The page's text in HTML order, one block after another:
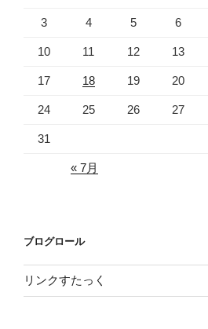
3 4 5 6
10 11 12 13
17 18 19 20
24 25 26 27
31
« 7月
ブログロール
リンクすたっく